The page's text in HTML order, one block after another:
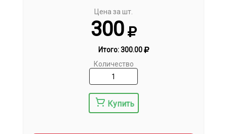
Цена за шт.
300
Итого:300.00
Количество
Купить